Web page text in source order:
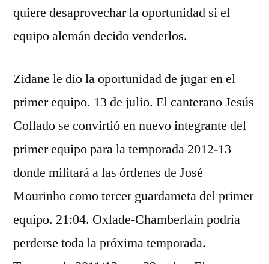
quiere desaprovechar la oportunidad si el
equipo alemán decido venderlos.
Zidane le dio la oportunidad de jugar en el
primer equipo. 13 de julio. El canterano Jesús
Collado se convirtió en nuevo integrante del
primer equipo para la temporada 2012-13
donde militará a las órdenes de José
Mourinho como tercer guardameta del primer
equipo. 21:04. Oxlade-Chamberlain podría
perderse toda la próxima temporada.